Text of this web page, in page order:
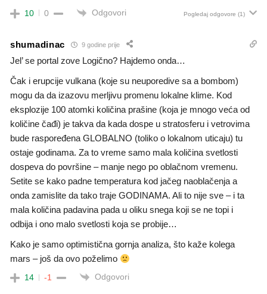
10 0 Odgovori Pogledaj odgovore (1)
shumadinac 9 godine prije
Jel’ se portal zove Logično? Hajdemo onda…
Čak i erupcije vulkana (koje su neuporedive sa a bombom)
mogu da da izazovu merljivu promenu lokalne klime. Kod
eksplozije 100 atomki količina prašine (koja je mnogo veća od
količine čađi) je takva da kada dospe u stratosferu i vetrovima
bude raspoređena GLOBALNO (toliko o lokalnom uticaju) tu
ostaje godinama. Za to vreme samo mala količina svetlosti
dospeva do površine – manje nego po oblačnom vremenu.
Setite se kako padne temperatura kod jačeg naoblačenja a
onda zamislite da tako traje GODINAMA. Ali to nije sve – i ta
mala količina padavina pada u oliku snega koji se ne topi i
odbija i ono malo svetlosti koja se probije…
Kako je samo optimistična gornja analiza, što kaže kolega
mars – još da ovo poželimo
14 -1 Odgovori